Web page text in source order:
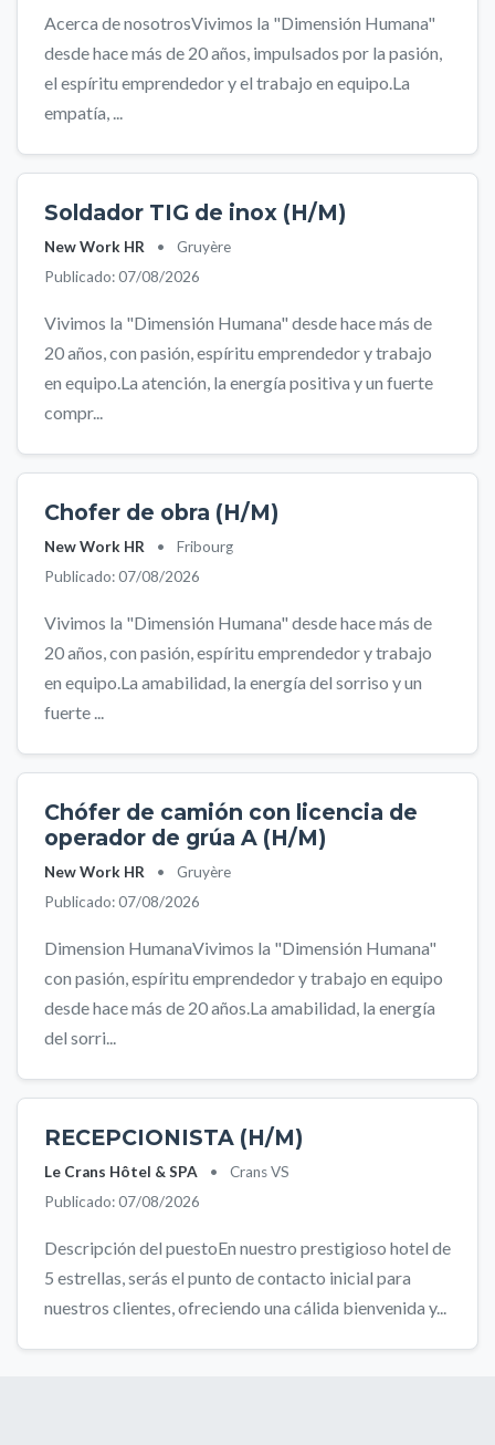
Acerca de nosotrosVivimos la "Dimensión Humana"
desde hace más de 20 años, impulsados por la pasión,
el espíritu emprendedor y el trabajo en equipo.La
empatía, ...
Soldador TIG de inox (H/M)
New Work HR •
Gruyère
Publicado: 07/08/2026
Vivimos la "Dimensión Humana" desde hace más de
20 años, con pasión, espíritu emprendedor y trabajo
en equipo.La atención, la energía positiva y un fuerte
compr...
Chofer de obra (H/M)
New Work HR •
Fribourg
Publicado: 07/08/2026
Vivimos la "Dimensión Humana" desde hace más de
20 años, con pasión, espíritu emprendedor y trabajo
en equipo.La amabilidad, la energía del sorriso y un
fuerte ...
Chófer de camión con licencia de
operador de grúa A (H/M)
New Work HR •
Gruyère
Publicado: 07/08/2026
Dimension HumanaVivimos la "Dimensión Humana"
con pasión, espíritu emprendedor y trabajo en equipo
desde hace más de 20 años.La amabilidad, la energía
del sorri...
RECEPCIONISTA (H/M)
Le Crans Hôtel & SPA •
Crans VS
Publicado: 07/08/2026
Descripción del puestoEn nuestro prestigioso hotel de
5 estrellas, serás el punto de contacto inicial para
nuestros clientes, ofreciendo una cálida bienvenida y...